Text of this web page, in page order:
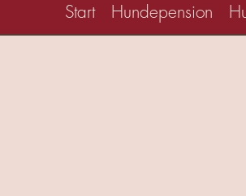
Start Hundepension